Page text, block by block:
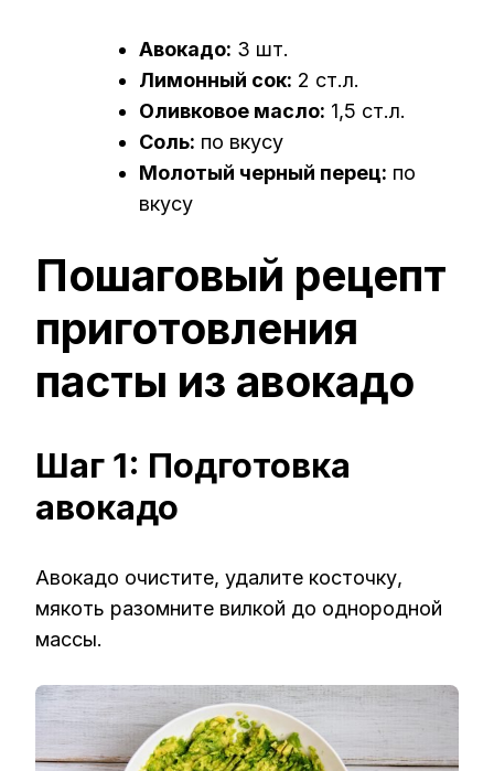
Авокадо: 3 шт.
Лимонный сок: 2 ст.л.
Оливковое масло: 1,5 ст.л.
Соль: по вкусу
Молотый черный перец: по
вкусу
Пошаговый рецепт
приготовления
пасты из авокадо
Шаг 1: Подготовка
авокадо
Авокадо очистите, удалите косточку,
мякоть разомните вилкой до однородной
массы.